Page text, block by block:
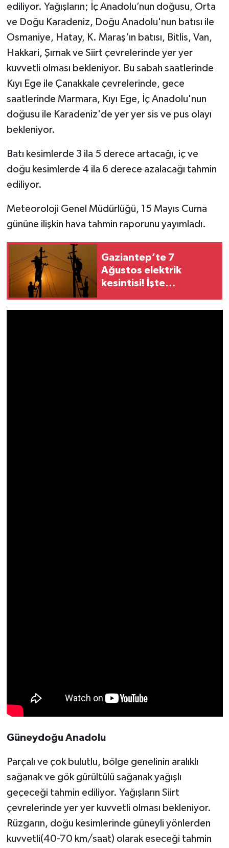
ediliyor. Yağışların; İç Anadolu’nun doğusu, Orta
ve Doğu Karadeniz, Doğu Anadolu'nun batısı ile
Osmaniye, Hatay, K. Maraş'ın batısı, Bitlis, Van,
Hakkari, Şırnak ve Siirt çevrelerinde yer yer
kuvvetli olması bekleniyor. Bu sabah saatlerinde
Kıyı Ege ile Çanakkale çevrelerinde, gece
saatlerinde Marmara, Kıyı Ege, İç Anadolu'nun
doğusu ile Karadeniz'de yer yer sis ve pus olayı
bekleniyor.
Batı kesimlerde 3 ila 5 derece artacağı, iç ve
doğu kesimlerde 4 ila 6 derece azalacağı tahmin
ediliyor.
Meteoroloji Genel Müdürlüğü, 15 Mayıs Cuma
gününe ilişkin hava tahmin raporunu yayımladı.
Gaziantep’te 7
Ağustos elektrik
kesintisi! İşte
Güneydoğu Anadolu
Parçalı ve çok bulutlu, bölge genelinin aralıklı
sağanak ve gök gürültülü sağanak yağışlı
geçeceği tahmin ediliyor. Yağışların Siirt
çevrelerinde yer yer kuvvetli olması bekleniyor.
Rüzgarın, doğu kesimlerinde güneyli yönlerden
kuvvetli(40-70 km/saat) olarak eseceği tahmin
Yeme-İçme